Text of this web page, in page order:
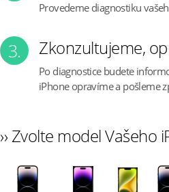
Provedeme diagnostiku
3. Zkonzultujeme,
Po diagnostice budete
iPhone opravíme a pošleme
›› Zvolte model